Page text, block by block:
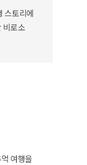
스토리에
비로소
여행을